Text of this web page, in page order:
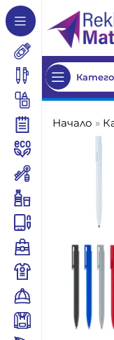
Начало »